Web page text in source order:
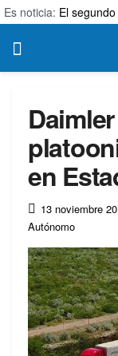
Es noticia: El
en
13 noviembre
Autónomo